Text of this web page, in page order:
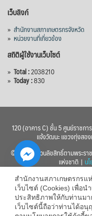
เว็บลิงก์
» สำนักงานสภาเกษตรกรจังหวัด
» หน่วยงานที่เกี่ยวข้อง
สถิติผู้ใช้งานเว็บไซต์
» Total :2038210
» Today :830
120 (อาคาร C) ชั้น 5 ศูนย์ราชก
แจ้งวัฒนะ แขวงทุ่งสอ
© 2560 สงวนลิขสิทธิ์ตามพระร
แห่งชาติ | น
สำนักงานสภาเกษตรกรแ
เว็บไซต์ (Cookies) เพื่อน
ประสิทธิภาพให้กับท่านมา
เว็บไซต์นี้ถือว่าท่านได้อ